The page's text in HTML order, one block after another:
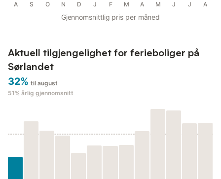
A S O N D J F M A M J J A
Gjennomsnittlig pris per måned
Aktuell tilgjengelighet for ferieboliger på
Sørlandet
32% til august
51% årlig gjennomsnitt